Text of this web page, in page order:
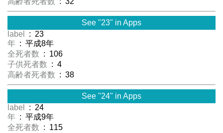
See "23" in Apps
label
: 23
年 : 平成8年
全死者数 : 106
子供死者数 : 4
高齢者死者数 : 38
See "24" in Apps
label
: 24
年 : 平成9年
全死者数 : 115